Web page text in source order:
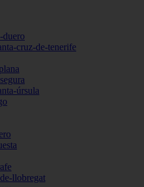
cruz-de-tenerife
úrsula
llobregat